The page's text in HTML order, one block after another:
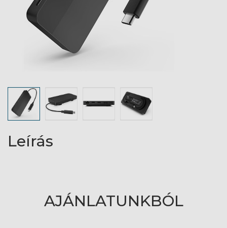
Leírás
AJÁNLATUNKBÓL